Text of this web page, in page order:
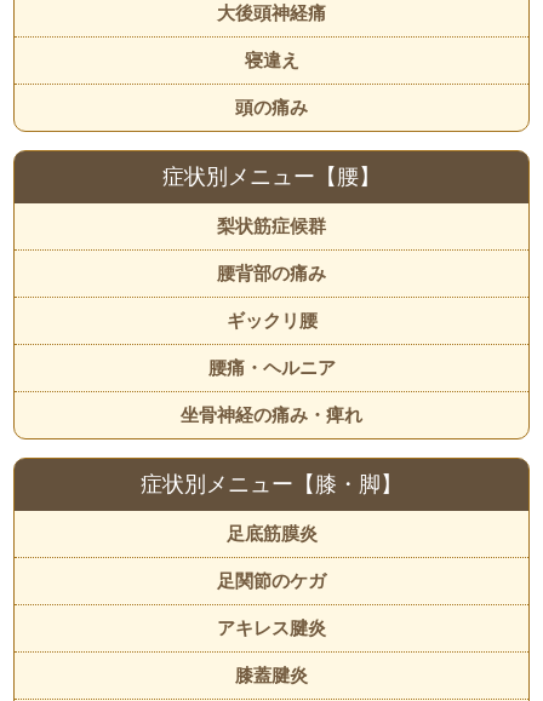
大後頭神経痛
寝違え
頭の痛み
症状別メニュー【腰】
梨状筋症候群
腰背部の痛み
ギックリ腰
腰痛・ヘルニア
坐骨神経の痛み・痺れ
症状別メニュー【膝・脚】
足底筋膜炎
足関節のケガ
アキレス腱炎
膝蓋腱炎